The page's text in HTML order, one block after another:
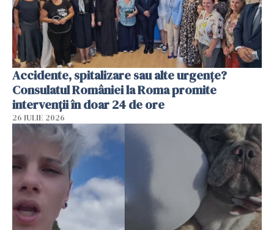
Accidente, spitalizare sau alte urgențe?
Consulatul României la Roma promite
intervenții în doar 24 de ore
26 IULIE 2026